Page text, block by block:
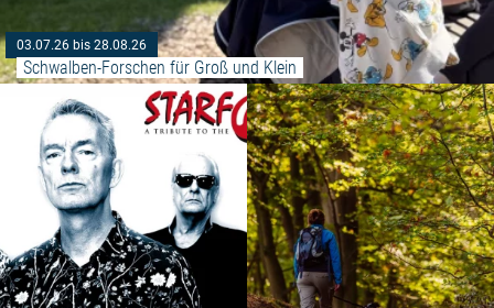
03.07.26 bis 28.08.26
Schwalben-Forschen für Groß und Klein
Weiterlesen: "Starfucker -